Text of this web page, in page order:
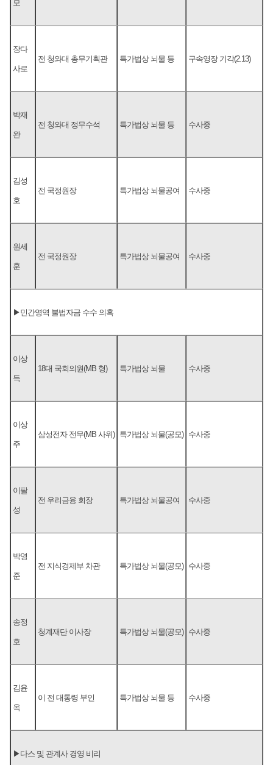
모
장다
사로
전 청와대 총무기획관 특가법상 뇌물 등 구속영장 기각(2.13)
박재
완
전 청와대 정무수석 특가법상 뇌물 등 수사중
김성
호
전 국정원장 특가법상 뇌물공여 수사중
원세
훈
전 국정원장 특가법상 뇌물공여 수사중
▶민간영역 불법자금 수수 의혹
이상
득
18대 국회의원(MB 형) 특가법상 뇌물 수사중
이상
주
삼성전자 전무(MB 사위) 특가법상 뇌물(공모) 수사중
이팔
성
전 우리금융 회장 특가법상 뇌물공여 수사중
박영
준
전 지식경제부 차관 특가법상 뇌물(공모) 수사중
송정
호
청계재단 이사장 특가법상 뇌물(공모) 수사중
김윤
옥
이 전 대통령 부인 특가법상 뇌물 등 수사중
▶다스 및 관계사 경영 비리